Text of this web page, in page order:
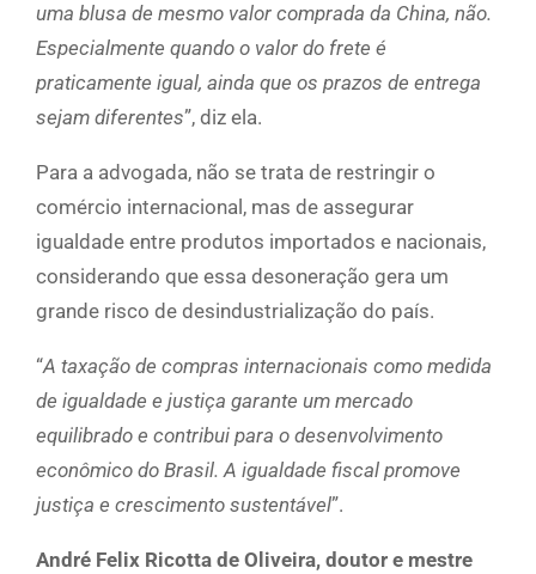
uma blusa de mesmo valor comprada da China, não.
Especialmente quando o valor do frete é
praticamente igual, ainda que os prazos de entrega
sejam diferentes”, diz ela.
Para a advogada, não se trata de restringir o
comércio internacional, mas de assegurar
igualdade entre produtos importados e nacionais,
considerando que essa desoneração gera um
grande risco de desindustrialização do país.
“A taxação de compras internacionais como medida
de igualdade e justiça garante um mercado
equilibrado e contribui para o desenvolvimento
econômico do Brasil. A igualdade fiscal promove
justiça e crescimento sustentável”.
André Felix Ricotta de Oliveira, doutor e mestre